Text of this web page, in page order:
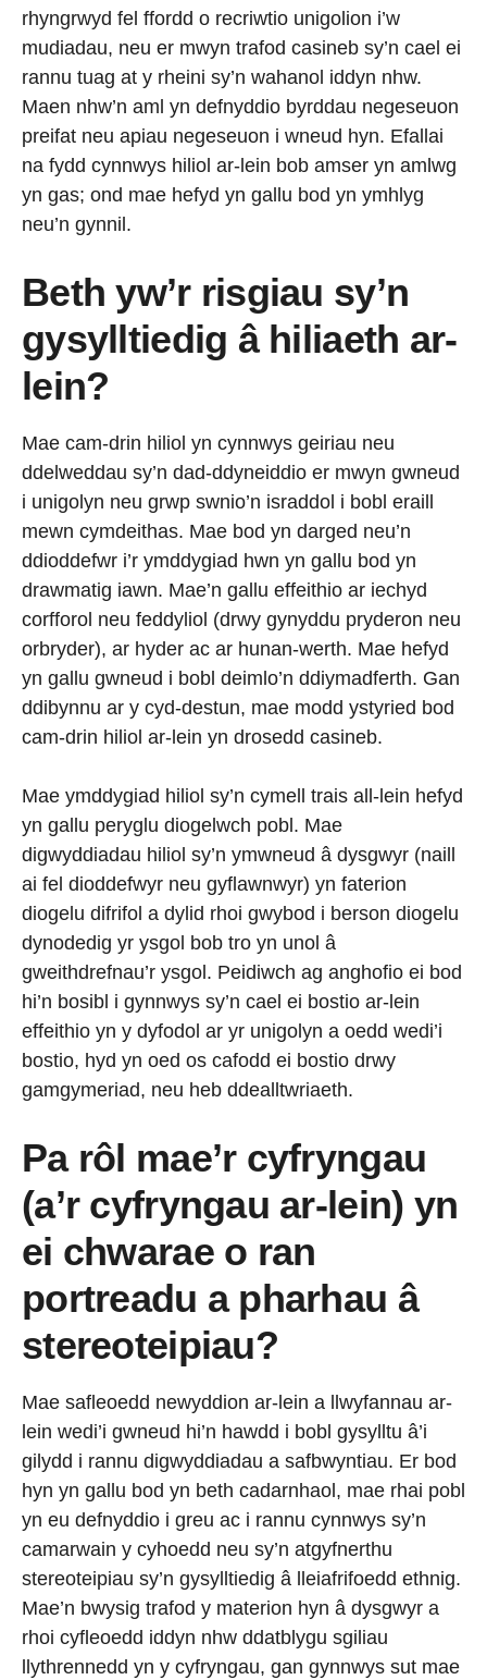
rhyngrwyd fel ffordd o recriwtio unigolion i’w
mudiadau, neu er mwyn trafod casineb sy’n cael ei
rannu tuag at y rheini sy’n wahanol iddyn nhw.
Maen nhw’n aml yn defnyddio byrddau negeseuon
preifat neu apiau negeseuon i wneud hyn. Efallai
na fydd cynnwys hiliol ar-lein bob amser yn amlwg
yn gas; ond mae hefyd yn gallu bod yn ymhlyg
neu’n gynnil.
Beth yw’r risgiau sy’n
gysylltiedig â hiliaeth ar-
lein?
Mae cam-drin hiliol yn cynnwys geiriau neu
ddelweddau sy’n dad-ddyneiddio er mwyn gwneud
i unigolyn neu grwp swnio’n israddol i bobl eraill
mewn cymdeithas. Mae bod yn darged neu’n
ddioddefwr i’r ymddygiad hwn yn gallu bod yn
drawmatig iawn. Mae’n gallu effeithio ar iechyd
corfforol neu feddyliol (drwy gynyddu pryderon neu
orbryder), ar hyder ac ar hunan-werth. Mae hefyd
yn gallu gwneud i bobl deimlo’n ddiymadferth. Gan
ddibynnu ar y cyd-destun, mae modd ystyried bod
cam-drin hiliol ar-lein yn drosedd casineb.
Mae ymddygiad hiliol sy’n cymell trais all-lein hefyd
yn gallu peryglu diogelwch pobl. Mae
digwyddiadau hiliol sy’n ymwneud â dysgwyr (naill
ai fel dioddefwyr neu gyflawnwyr) yn faterion
diogelu difrifol a dylid rhoi gwybod i berson diogelu
dynodedig yr ysgol bob tro yn unol â
gweithdrefnau’r ysgol. Peidiwch ag anghofio ei bod
hi’n bosibl i gynnwys sy’n cael ei bostio ar-lein
effeithio yn y dyfodol ar yr unigolyn a oedd wedi’i
bostio, hyd yn oed os cafodd ei bostio drwy
gamgymeriad, neu heb ddealltwriaeth.
Pa rôl mae’r cyfryngau
(a’r cyfryngau ar-lein) yn
ei chwarae o ran
portreadu a pharhau â
stereoteipiau?
Mae safleoedd newyddion ar-lein a llwyfannau ar-
lein wedi’i gwneud hi’n hawdd i bobl gysylltu â’i
gilydd i rannu digwyddiadau a safbwyntiau. Er bod
hyn yn gallu bod yn beth cadarnhaol, mae rhai pobl
yn eu defnyddio i greu ac i rannu cynnwys sy’n
camarwain y cyhoedd neu sy’n atgyfnerthu
stereoteipiau sy’n gysylltiedig â lleiafrifoedd ethnig.
Mae’n bwysig trafod y materion hyn â dysgwyr a
rhoi cyfleoedd iddyn nhw ddatblygu sgiliau
llythrennedd yn y cyfryngau, gan gynnwys sut mae